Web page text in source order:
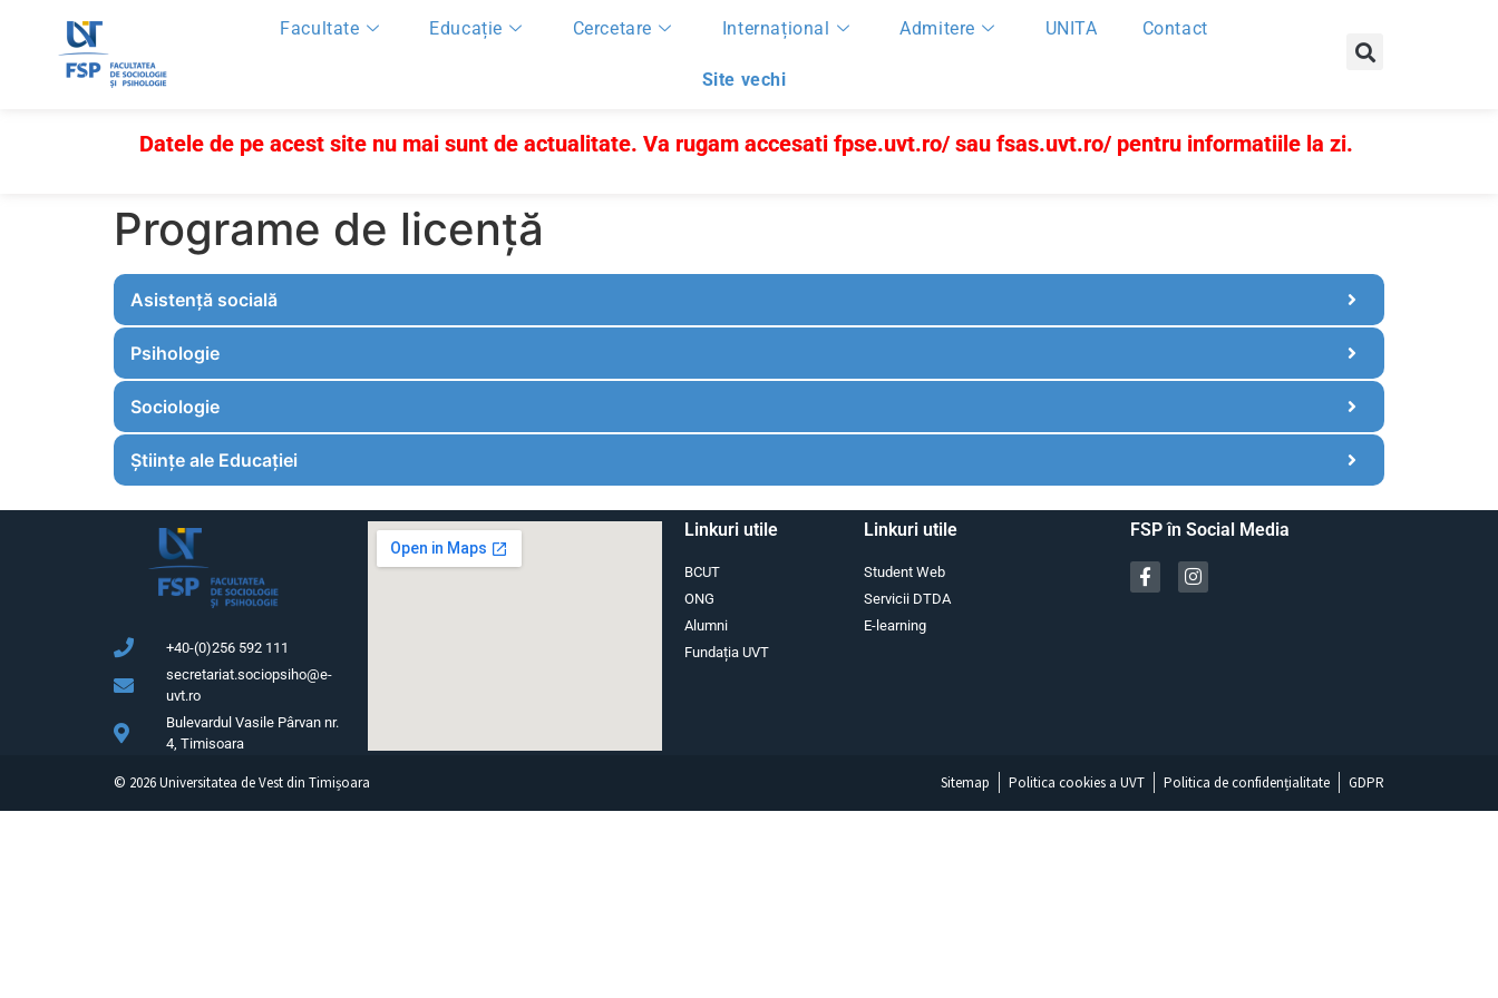
Facultate Educație Cercetare Internațional Admitere UNITA Contact
Site vechi
Datele de pe acest site nu mai sunt de actualitate. Va rugam accesati fpse.uvt.ro/ sau fsas.uvt.ro/ pentru informatiile la zi.
Programe de licență
Asistență socială
Psihologie
Sociologie
Științe ale Educației
+40-(0)256 592 111
secretariat.sociopsiho@e-
uvt.ro
Bulevardul Vasile Pârvan nr.
4, Timisoara
Linkuri utile
BCUT
ONG
Alumni
Fundația UVT
Linkuri utile
Student Web
Servicii DTDA
E-learning
FSP în Social Media
© 2026Universitatea de Vest din Timișoara Sitemap Politica cookies a UVT Politica de confidențialitate GDPR